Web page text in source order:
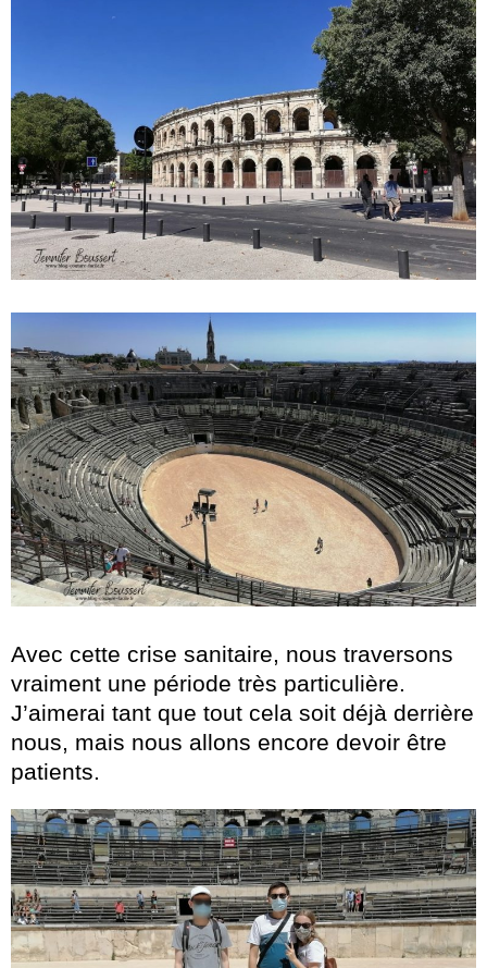
Avec cette crise sanitaire, nous traversons
vraiment une période très particulière.
J’aimerai tant que tout cela soit déjà derrière
nous, mais nous allons encore devoir être
patients.